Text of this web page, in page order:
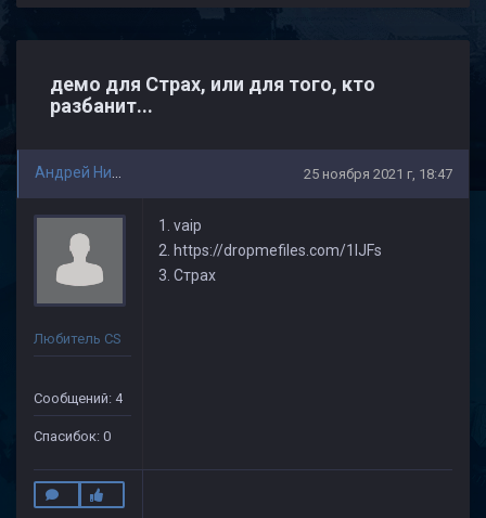
демо для Страх, или для того, кто
разбанит...
25 ноября 2021 г, 18:47
Любитель CS
Сообщений: 4
Спасибок: 0
1. vaip
2. https://dropmefiles.com/1lJFs
3. Страх